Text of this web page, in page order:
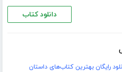
دانلود کتاب
رایگان بهترین کتاب‌های داستان